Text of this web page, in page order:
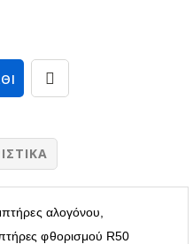
αλογόνου,
φθορισμού R50